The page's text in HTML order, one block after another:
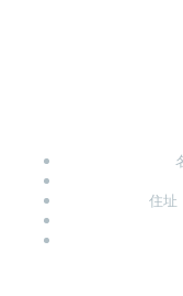
住址